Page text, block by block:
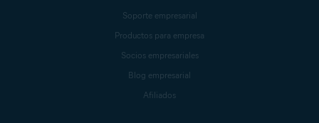
Soporte empresarial
Productos para empresa
Socios empresariales
Blog empresarial
Afiliados